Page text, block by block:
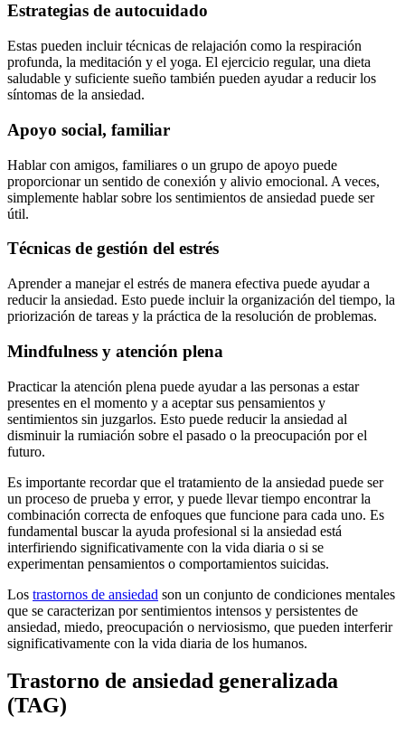
Estrategias de autocuidado
Estas pueden incluir técnicas de relajación como la respiración
profunda, la meditación y el yoga. El ejercicio regular, una dieta
saludable y suficiente sueño también pueden ayudar a reducir los
síntomas de la ansiedad.
Apoyo social, familiar
Hablar con amigos, familiares o un grupo de apoyo puede
proporcionar un sentido de conexión y alivio emocional. A veces,
simplemente hablar sobre los sentimientos de ansiedad puede ser
útil.
Técnicas de gestión del estrés
Aprender a manejar el estrés de manera efectiva puede ayudar a
reducir la ansiedad. Esto puede incluir la organización del tiempo, la
priorización de tareas y la práctica de la resolución de problemas.
Mindfulness y atención plena
Practicar la atención plena puede ayudar a las personas a estar
presentes en el momento y a aceptar sus pensamientos y
sentimientos sin juzgarlos. Esto puede reducir la ansiedad al
disminuir la rumiación sobre el pasado o la preocupación por el
futuro.
Es importante recordar que el tratamiento de la ansiedad puede ser
un proceso de prueba y error, y puede llevar tiempo encontrar la
combinación correcta de enfoques que funcione para cada uno. Es
fundamental buscar la ayuda profesional si la ansiedad está
interfiriendo significativamente con la vida diaria o si se
experimentan pensamientos o comportamientos suicidas.
Los trastornos de ansiedad son un conjunto de condiciones mentales
que se caracterizan por sentimientos intensos y persistentes de
ansiedad, miedo, preocupación o nerviosismo, que pueden interferir
significativamente con la vida diaria de los humanos.
Trastorno de ansiedad generalizada
(TAG)